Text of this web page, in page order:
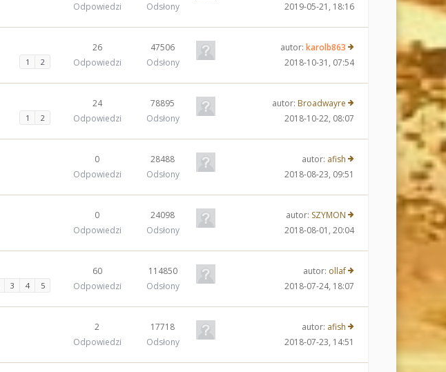
Odpowiedzi
Odsłony
2019-05-21, 18:16
1 2
26
Odpowiedzi
47506
Odsłony
autor: karolb863
2018-10-31, 07:54
1 2
24
Odpowiedzi
78895
Odsłony
autor: Broadwayre
2018-10-22, 08:07
0
Odpowiedzi
28488
Odsłony
autor: afish
2018-08-23, 09:51
0
Odpowiedzi
24098
Odsłony
autor: SZYMON
2018-08-01, 20:04
3 4 5
60
Odpowiedzi
114850
Odsłony
autor: ollaf
2018-07-24, 18:07
2
Odpowiedzi
17718
Odsłony
autor: afish
2018-07-23, 14:51